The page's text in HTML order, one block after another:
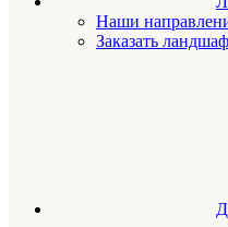
Наши
Заказать